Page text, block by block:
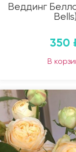
Веддинг
Bells)
350
В